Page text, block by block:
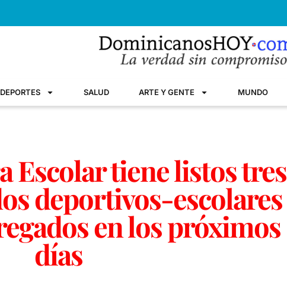
DEPORTES SALUD ARTE Y GENTE MUNDO
tiene listos tres
deportivos-escolares
en los próximos
días